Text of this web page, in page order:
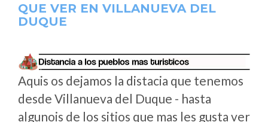
QUE VER EN VILLANUEVA DEL
DUQUE
Aquis os dejamos la distacia que tenemos
desde Villanueva del Duque - hasta
algunois de los sitios que mas les gusta ver